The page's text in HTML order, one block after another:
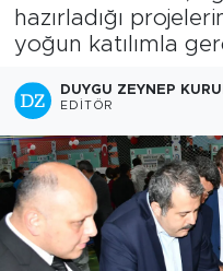
hazırladığı
yoğun katılımla
DUYGU ZEYNEP
EDITÖR